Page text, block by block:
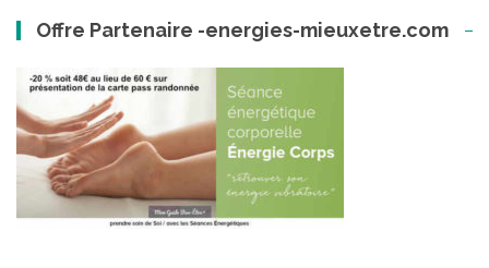
Offre Partenaire -energies-mieuxetre.com